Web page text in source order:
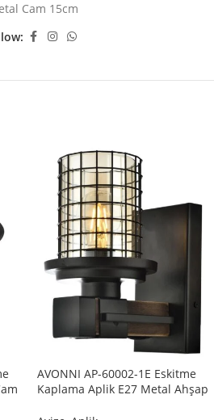
Cam 15cm
AVONNI AP-60002-1E Eskitme
Kaplama Aplik E27 Metal Ahşap